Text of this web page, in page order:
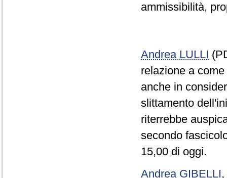
ammissibilità,
Andrea LULLI
relazione a
anche in
slittamento
riterrebbe
secondo
15,00 di oggi.
Andrea GIBELLI,